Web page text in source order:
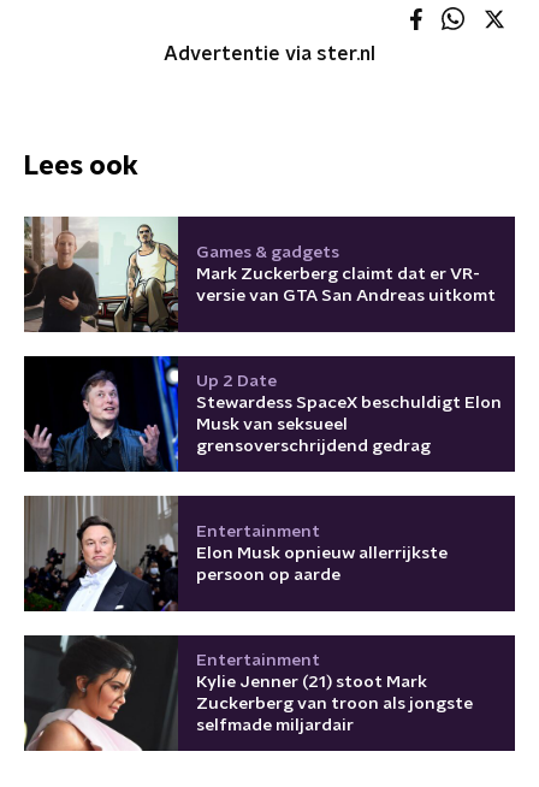
Advertentie via ster.nl
Lees ook
Games & gadgets
Mark Zuckerberg claimt dat er VR-
versie van GTA San Andreas uitkomt
Up 2 Date
Stewardess SpaceX beschuldigt Elon
Musk van seksueel
grensoverschrijdend gedrag
Entertainment
Elon Musk opnieuw allerrijkste
persoon op aarde
Entertainment
Kylie Jenner (21) stoot Mark
Zuckerberg van troon als jongste
selfmade miljardair